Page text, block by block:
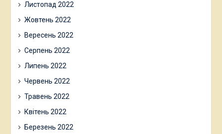
Листопад 2022
Жовтень 2022
Вересень 2022
Серпень 2022
Липень 2022
Червень 2022
Травень 2022
Квітень 2022
Березень 2022